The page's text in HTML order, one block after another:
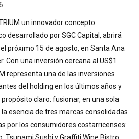
un innovador concepto
desarrollado por SGC Capital, abrirá
próximo 15 de agosto, en Santa Ana
Con una inversión cercana al US$1
representa una de las inversiones
del holding en los últimos años y
claro: fusionar, en una sola
esencia de tres marcas consolidadas
por los consumidores costarricenses: